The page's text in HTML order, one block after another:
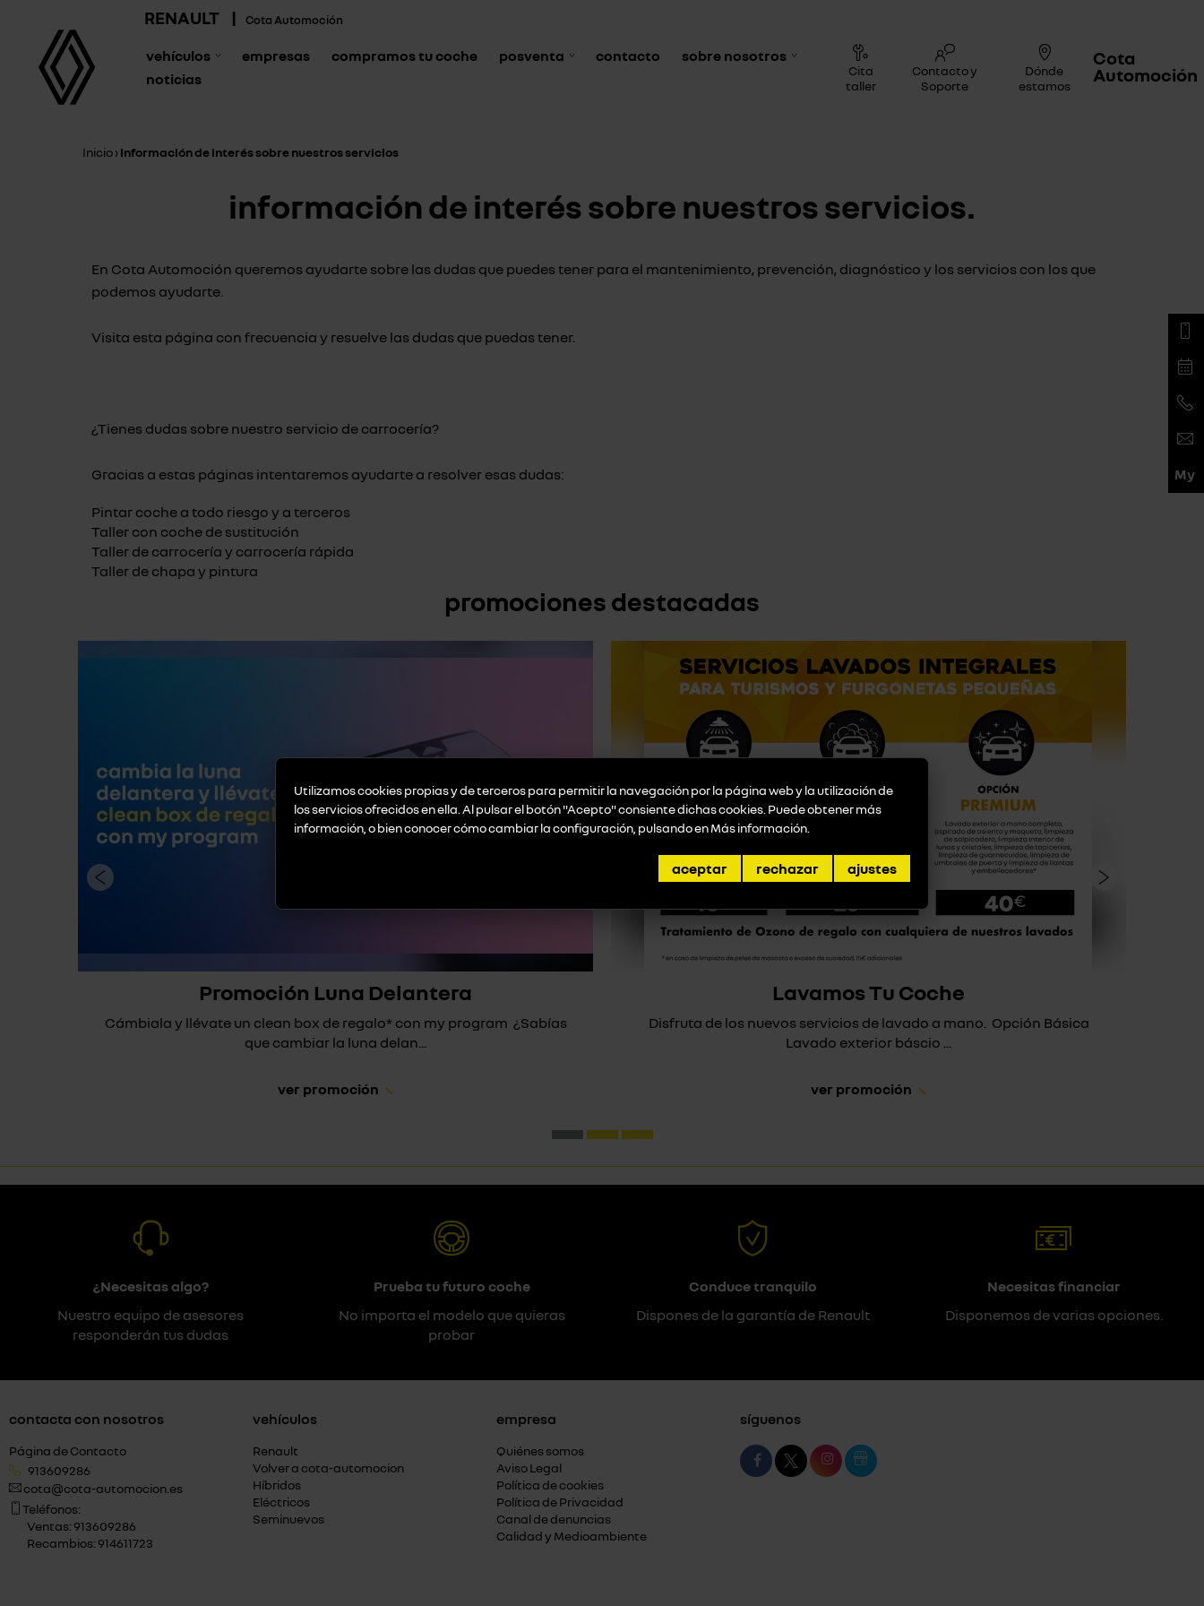
RENAULT | Cota Automoción
vehículos empresas compramos tu coche posventa contacto
sobre nosotros
noticias
Cita
taller
Contacto y
Soporte
Dónde
estamos
Cota
Automoción
Inicio›Información de interés sobre nuestros servicios
información de interés sobre nuestros servicios.
En Cota Automoción queremos ayudarte sobre las dudas que puedes tener para el mantenimiento, prevención, diagnóstico y los servicios con los que
podemos ayudarte.
Visita esta página con frecuencia y resuelve las dudas que puedas tener.
¿Tienes dudas sobre nuestro servicio de carrocería?
Gracias a estas páginas intentaremos ayudarte a resolver esas dudas:
Pintar coche a todo riesgo y a terceros
Taller con coche de sustitución
Taller de carrocería y carrocería rápida
Taller de chapa y pintura
promociones destacadas
Promoción Luna Delantera
Cámbiala y llévate un clean box de regalo* con my program ¿Sabías
que cambiar la luna delan...
ver promoción
Lavamos Tu Coche
Disfruta de los nuevos servicios de lavado a mano. Opción Básica
Lavado exterior báscio ...
ver promoción
Utilizamos cookies propias y de terceros para permitir la navegación por la página web y la utilización de
los servicios ofrecidos en ella. Al pulsar el botón "Acepto" consiente dichas cookies. Puede obtener más
información, o bien conocer cómo cambiar la configuración, pulsando enMás información
aceptar rechazar ajustes
¿Necesitas algo?
Nuestro equipo de asesores
responderán tus dudas
Prueba tu futuro coche
No importa el modelo que quieras
probar
Conduce tranquilo
Dispones de la garantía de Renault
Necesitas financiar
Disponemos de varias opciones.
contacta con nosotros
Página de Contacto
913609286
cota@cota-automocion.es
Teléfonos:
Ventas: 913609286
Recambios: 914611723
vehículos
Renault
Volver a cota-automocion
Híbridos
Eléctricos
Seminuevos
empresa
Quiénes somos
Aviso Legal
Política de cookies
Política de Privacidad
Canal de denuncias
Calidad y Medioambiente
síguenos